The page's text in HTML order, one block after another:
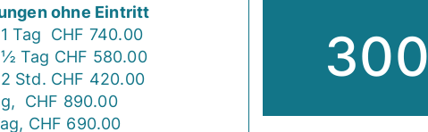
ohne Eintritt
Tag CHF 740.00
Tag CHF 580.00
Std. CHF 420.00
CHF 890.00
CHF 690.00
300